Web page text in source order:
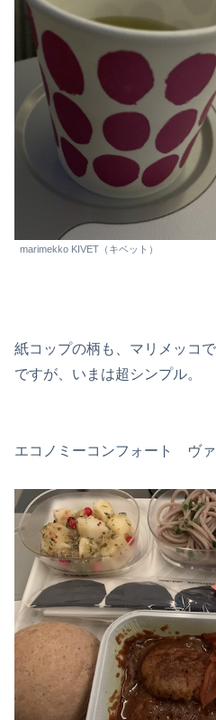
marimekko KIVET（キベット）
紙コップの柄も、マリメッコ
ですが、いまは超シンプル。
エコノミーコンフォート ヴ